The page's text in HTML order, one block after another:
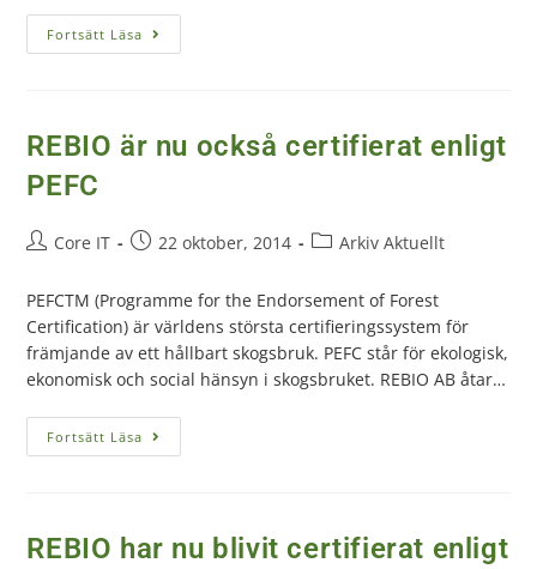
Fortsätt Läsa
REBIO är nu också certifierat enligt
PEFC
Core IT 22 oktober, 2014 Arkiv Aktuellt
PEFCTM (Programme for the Endorsement of Forest
Certification) är världens största certifieringssystem för
främjande av ett hållbart skogsbruk. PEFC står för ekologisk,
ekonomisk och social hänsyn i skogsbruket. REBIO AB åtar…
Fortsätt Läsa
REBIO har nu blivit certifierat enligt